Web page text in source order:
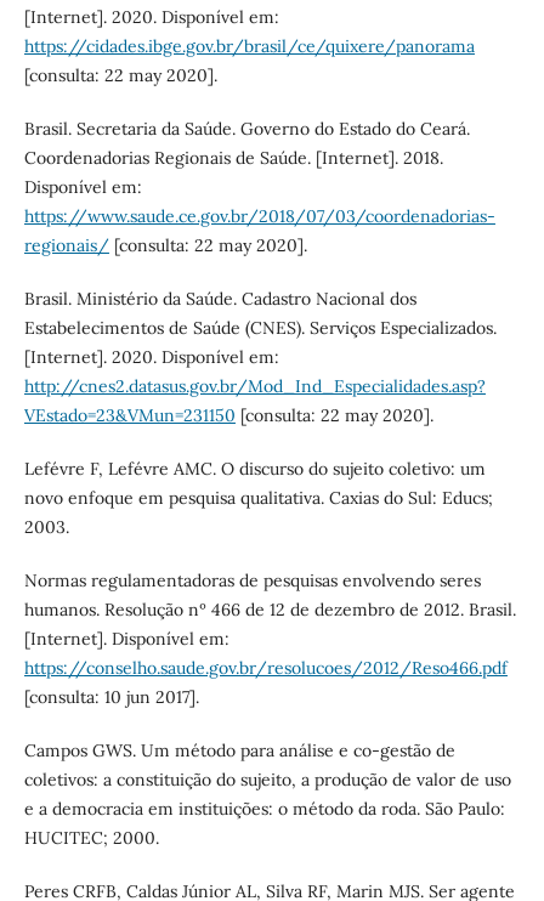
[Internet]. 2020. Disponível em:
https://cidades.ibge.gov.br/brasil/ce/quixere/panorama
[consulta: 22 may 2020].
Brasil. Secretaria da Saúde. Governo do Estado do Ceará.
Coordenadorias Regionais de Saúde. [Internet]. 2018.
Disponível em:
https://www.saude.ce.gov.br/2018/07/03/coordenadorias-
regionais/[consulta: 22 may 2020].
Brasil. Ministério da Saúde. Cadastro Nacional dos
Estabelecimentos de Saúde (CNES). Serviços Especializados.
[Internet]. 2020. Disponível em:
http://cnes2.datasus.gov.br/Mod_Ind_Especialidades.asp?
VEstado=23&VMun=231150 [consulta: 22 may 2020].
Lefévre F, Lefévre AMC. O discurso do sujeito coletivo: um
novo enfoque em pesquisa qualitativa. Caxias do Sul: Educs;
2003.
Normas regulamentadoras de pesquisas envolvendo seres
humanos. Resolução nº 466 de 12 de dezembro de 2012. Brasil.
[Internet]. Disponível em:
https://conselho.saude.gov.br/resolucoes/2012/Reso466.pdf
[consulta: 10 jun 2017].
Campos GWS. Um método para análise e co-gestão de
coletivos: a constituição do sujeito, a produção de valor de uso
e a democracia em instituições: o método da roda. São Paulo:
HUCITEC; 2000.
Peres CRFB, Caldas Júnior AL, Silva RF, Marin MJS. Ser agente